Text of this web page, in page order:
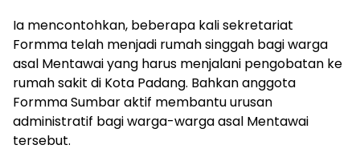
Ia mencontohkan, beberapa kali sekretariat
Formma telah menjadi rumah singgah bagi warga
asal Mentawai yang harus menjalani pengobatan ke
rumah sakit di Kota Padang. Bahkan anggota
Formma Sumbar aktif membantu urusan
administratif bagi warga-warga asal Mentawai
tersebut.